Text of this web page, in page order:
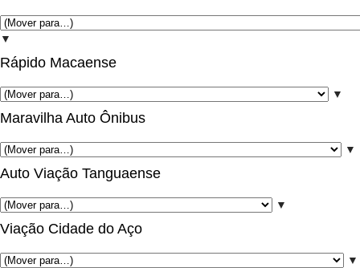
▼
Rápido Macaense
▼
Maravilha Auto Ônibus
▼
Auto Viação Tanguaense
▼
Viação Cidade do Aço
▼